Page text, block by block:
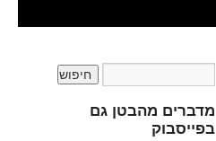
מדברים מהבטן גם
בפייסבוק